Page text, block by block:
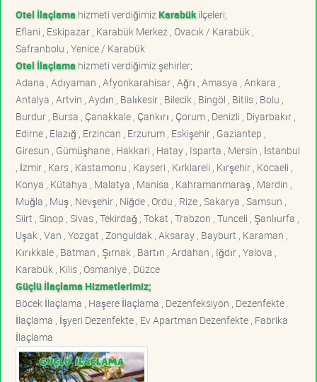
Otel İlaçlama hizmeti verdiğimiz Karabükilçeleri;
Eflani , Eskipazar , Karabük Merkez , Ovacık / Karabük ,
Safranbolu , Yenice / Karabük
Otel İlaçlama hizmeti verdiğimiz şehirler;
Adana , Adıyaman , Afyonkarahisar , Ağrı , Amasya , Ankara ,
Antalya , Artvin , Aydın , Balıkesir , Bilecik , Bingöl , Bitlis , Bolu ,
Burdur , Bursa , Çanakkale , Çankırı , Çorum , Denizli , Diyarbakır ,
Edirne , Elazığ , Erzincan , Erzurum , Eskişehir , Gaziantep ,
Giresun , Gümüşhane , Hakkari , Hatay , Isparta , Mersin , İstanbul
, İzmir , Kars , Kastamonu , Kayseri , Kırklareli , Kırşehir , Kocaeli ,
Konya , Kütahya , Malatya , Manisa , Kahramanmaraş , Mardin ,
Muğla , Muş , Nevşehir , Niğde , Ordu , Rize , Sakarya , Samsun ,
Siirt , Sinop , Sivas , Tekirdağ , Tokat , Trabzon , Tunceli , Şanlıurfa ,
Uşak , Van , Yozgat , Zonguldak , Aksaray , Bayburt , Karaman ,
Kırıkkale , Batman , Şırnak , Bartın , Ardahan , Iğdır , Yalova ,
Karabük , Kilis , Osmaniye , Düzce
Güçlü İlaçlama Hizmetlerimiz;
Böcek İlaçlama , Haşere İlaçlama , Dezenfeksiyon , Dezenfekte
İlaçlama , İşyeri Dezenfekte , Ev Apartman Dezenfekte , Fabrika
İlaçlama